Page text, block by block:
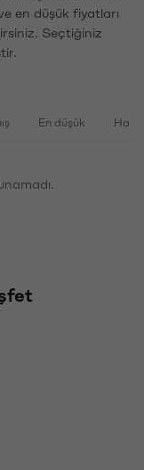
en düşük fiyatları
Seçtiğiniz
En düşük